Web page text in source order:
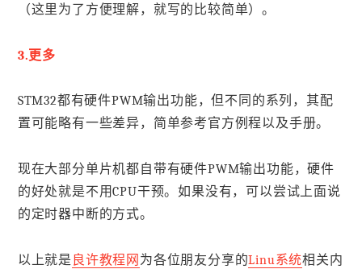
（这里为了方便理解，就写的比较简单）。
3.更多
STM32都有硬件PWM输出功能，但不同的系列，其配
置可能略有一些差异，简单参考官方例程以及手册。
现在大部分单片机都自带有硬件PWM输出功能，硬件
的好处就是不用CPU干预。如果没有，可以尝试上面说
的定时器中断的方式。
以上就是 良许教程网 为各位朋友分享的Linu系统相关内